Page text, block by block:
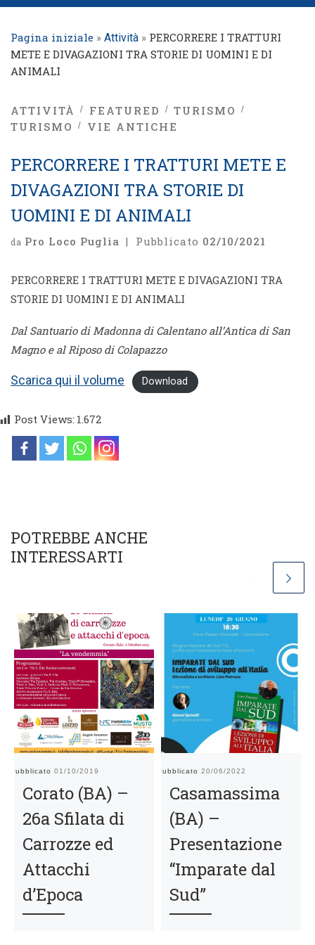
Pagina iniziale » Attività » PERCORRERE I TRATTURI
METE E DIVAGAZIONI TRA STORIE DI UOMINI E DI
ANIMALI
ATTIVITÀ FEATURED
TURISMO
TURISMO
VIE ANTICHE
PERCORRERE I TRATTURI METE E
DIVAGAZIONI TRA STORIE DI
UOMINI E DI ANIMALI
da Pro Loco Puglia | Pubblicato 02/10/2021
PERCORRERE I TRATTURI METE E DIVAGAZIONI TRA
STORIE DI UOMINI E DI ANIMALI
Dal Santuario di Madonna di Calentano all’Antica di San
Magno e al Riposo di Colapazzo
Scarica qui il volume Download
Post Views: 1.672
POTREBBE ANCHE
INTERESSARTI
Pubblicato 01/10/2019
Corato (BA) –
26a Sfilata di
Carrozze ed
Attacchi
d’Epoca
Pubblicato 20/06/2022
Casamassima
(BA) –
Presentazione
“Imparate dal
Sud”